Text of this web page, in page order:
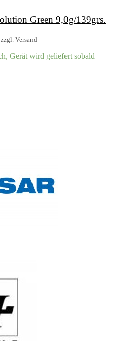
Green 9,0g/139grs.
Versand
Gerät wird geliefert sobald